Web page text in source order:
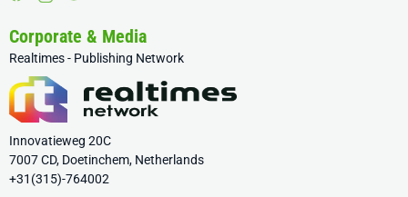
Corporate & Media
Realtimes - Publishing Network
Innovatieweg 20C
7007 CD, Doetinchem, Netherlands
+31(315)-764002